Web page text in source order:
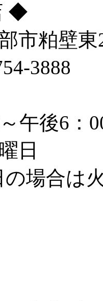
◆
市粕壁東
3888
午後6：
日
場合は